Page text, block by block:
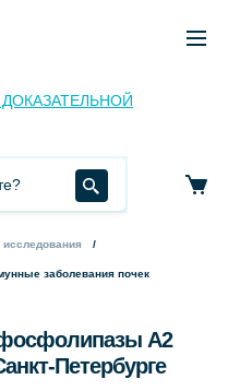
заболевания почек
фосфолипазы А2
Петербурге